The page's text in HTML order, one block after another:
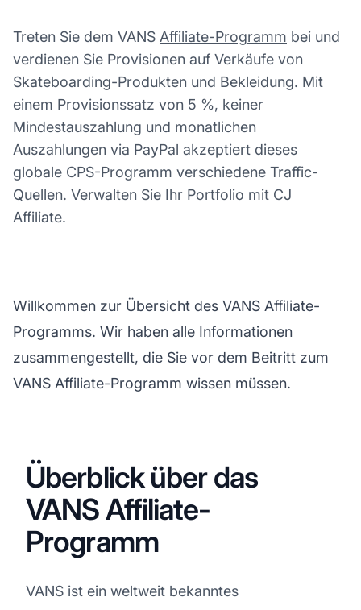
Treten Sie dem VANS Affiliate-Programm bei und
verdienen Sie Provisionen auf Verkäufe von
Skateboarding-Produkten und Bekleidung. Mit
einem Provisionssatz von 5 %, keiner
Mindestauszahlung und monatlichen
Auszahlungen via PayPal akzeptiert dieses
globale CPS-Programm verschiedene Traffic-
Quellen. Verwalten Sie Ihr Portfolio mit CJ
Affiliate.
Willkommen zur Übersicht des VANS Affiliate-
Programms. Wir haben alle Informationen
zusammengestellt, die Sie vor dem Beitritt zum
VANS Affiliate-Programm wissen müssen.
Überblick über das
VANS Affiliate-
Programm
VANS ist ein weltweit bekanntes